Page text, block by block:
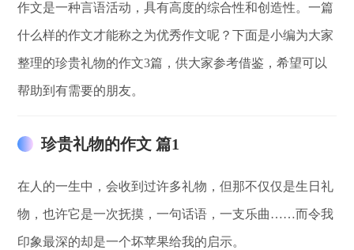
作文是一种言语活动，具有高度的综合性和创造性。一篇
什么样的作文才能称之为优秀作文呢？下面是小编为大家
整理的珍贵礼物的作文3篇，供大家参考借鉴，希望可以
帮助到有需要的朋友。
珍贵礼物的作文 篇1
在人的一生中，会收到过许多礼物，但那不仅仅是生日礼
物，也许它是一次抚摸，一句话语，一支乐曲……而令我
印象最深的却是一个坏苹果给我的启示。